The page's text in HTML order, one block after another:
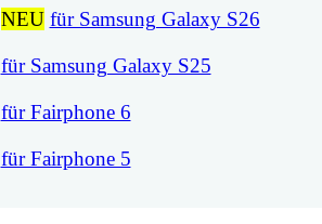
NEU für Samsung Galaxy S26
für Samsung Galaxy S25
für Fairphone 6
für Fairphone 5